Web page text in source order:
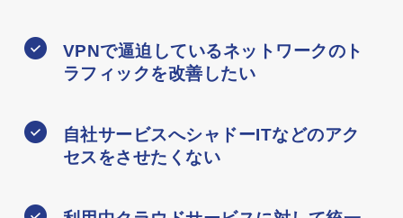
VPNで逼迫しているネットワークのト
ラフィックを改善したい
自社サービスへシャドーITなどのアク
セスをさせたくない